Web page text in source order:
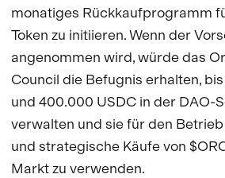
monatiges Rückkaufprogramm
Token zu initiieren. Wenn der
angenommen wird, würde das
Council die Befugnis erhalten,
und 400.000 USDC in der DAO-
verwalten und sie für den
und strategische Käufe von
Markt zu verwenden.